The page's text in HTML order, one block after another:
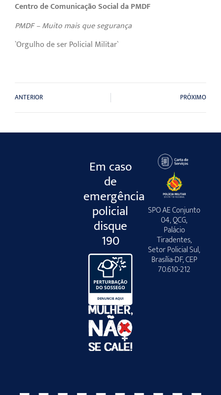
Centro de Comunicação Social da PMDF
PMDF – Muito mais que segurança
`Orgulho de ser Policial Militar`
ANTERIOR PRÓXIMO
Em caso
de
emergência
policial
disque
190
SPO AE Conjunto
04, QCG,
Palácio
Tiradentes,
Setor Policial Sul,
Brasília-DF, CEP
70.610-212